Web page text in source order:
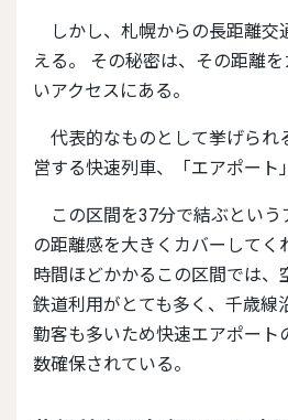
しかし、札幌からの長距離交通アクセスは便利と言
える。 その秘密は、その距離
いアクセスにある。
代表的なものとして挙げられるのは、JR北海道が運
営する快速列車、「エアポート
この区間を37分で結ぶというアクセスの良さは、こ
の距離感を大きくカバーしてく
時間ほどかかるこの区間では、
鉄道利用がとても多く、千歳線
勤客も多いため快速エアポート
数確保されている。